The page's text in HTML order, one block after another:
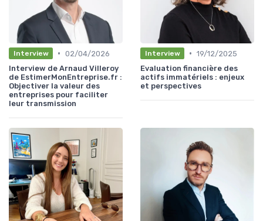
Interview • 02/04/2026
Interview de Arnaud Villeroy
de EstimerMonEntreprise.fr :
Objectiver la valeur des
entreprises pour faciliter
leur transmission
Interview • 19/12/2025
Evaluation financière des
actifs immatériels : enjeux
et perspectives